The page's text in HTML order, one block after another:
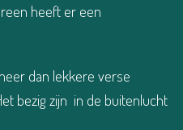
heeft er een
dan lekkere verse
bezig zijn in de buitenlucht